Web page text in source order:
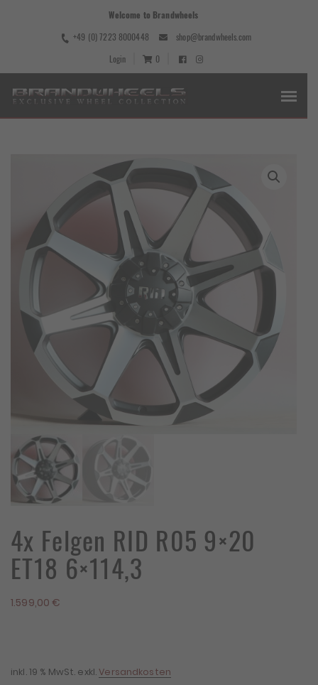
Welcome to Brandwheels
+49 (0) 7223 8000448
shop@brandwheels.com
Login
0
4x Felgen RID R05 9×20
ET18 6×114,3
1.599,00 €
inkl. 19 % MwSt. exkl.Versandkosten